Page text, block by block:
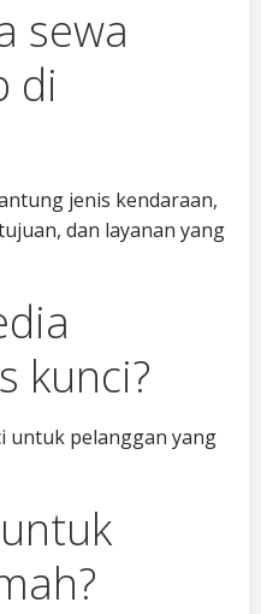
sewa
di
jenis kendaraan,
dan layanan yang
kunci?
untuk pelanggan yang